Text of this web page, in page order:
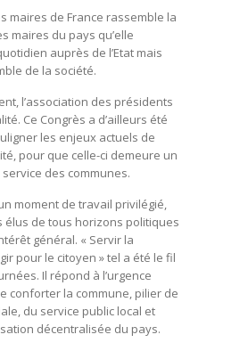
maires de France rassemble la
maires du pays qu’elle
auprès de l’Etat mais
de la société.
l’association des présidents
Ce Congrès a d’ailleurs été
les enjeux actuels de
pour que celle-ci demeure un
des communes.
moment de travail privilégié,
élus de tous horizons politiques
général. « Servir la
pour le citoyen » tel a été le fil
Il répond à l’urgence
conforter la commune, pilier de
du service public local et
décentralisée du pays.